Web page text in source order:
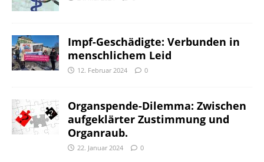
Impf-Geschädigte: Verbunden in
menschlichem Leid
12. Februar 2024 0
Organspende-Dilemma: Zwischen
aufgeklärter Zustimmung und
Organraub.
22. Januar 2024 0